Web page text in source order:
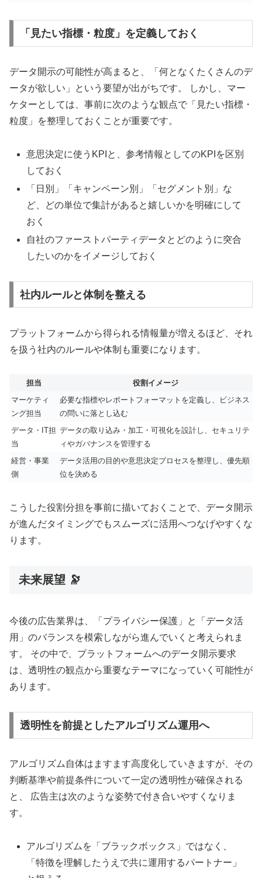
「見たい指標・粒度」を定義しておく
データ開示の可能性が高まると、「何となくたくさんのデ
ータが欲しい」という要望が出がちです。 しかし、マー
ケターとしては、事前に次のような観点で「見たい指標・
粒度」を整理しておくことが重要です。
意思決定に使うKPIと、参考情報としてのKPIを区別
しておく
「日別」「キャンペーン別」「セグメント別」な
ど、どの単位で集計があると嬉しいかを明確にして
おく
自社のファーストパーティデータとどのように突合
したいのかをイメージしておく
社内ルールと体制を整える
プラットフォームから得られる情報量が増えるほど、それ
を扱う社内のルールや体制も重要になります。
担当
役割イメージ
マーケティ
ング担当
必要な指標やレポートフォーマットを定義し、ビジネス
の問いに落とし込む
データ・IT担
当
データの取り込み・加工・可視化を設計し、セキュリテ
ィやガバナンスを管理する
経営・事業
側
データ活用の目的や意思決定プロセスを整理し、優先順
位を決める
こうした役割分担を事前に描いておくことで、データ開示
が進んだタイミングでもスムーズに活用へつなげやすくな
ります。
未来展望 🔭
今後の広告業界は、「プライバシー保護」と「データ活
用」のバランスを模索しながら進んでいくと考えられま
す。 その中で、プラットフォームへのデータ開示要求
は、透明性の観点から重要なテーマになっていく可能性が
あります。
透明性を前提としたアルゴリズム運用へ
アルゴリズム自体はますます高度化していきますが、その
判断基準や前提条件について一定の透明性が確保される
と、 広告主は次のような姿勢で付き合いやすくなりま
す。
アルゴリズムを「ブラックボックス」ではなく、
「特徴を理解したうえで共に運用するパートナー」